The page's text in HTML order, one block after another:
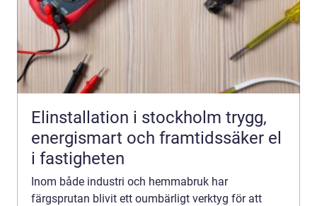
Elinstallation i stockholm trygg,
energismart och framtidssäker el
i fastigheten
Inom både industri och hemmabruk har
färgsprutan blivit ett oumbärligt verktyg för att